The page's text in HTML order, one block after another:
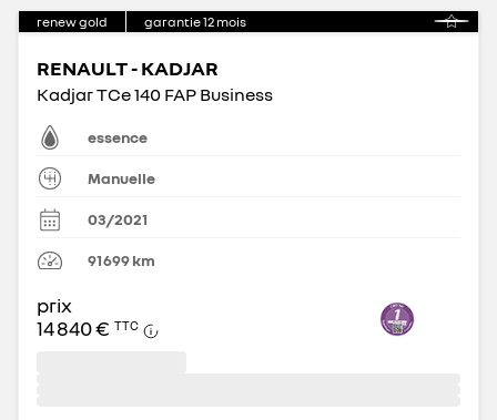
renew gold garantie12 mois
RENAULT - KADJAR
Kadjar TCe 140 FAP Business
essence
Manuelle
03/2021
91 699km
prix
14 840 € TTC